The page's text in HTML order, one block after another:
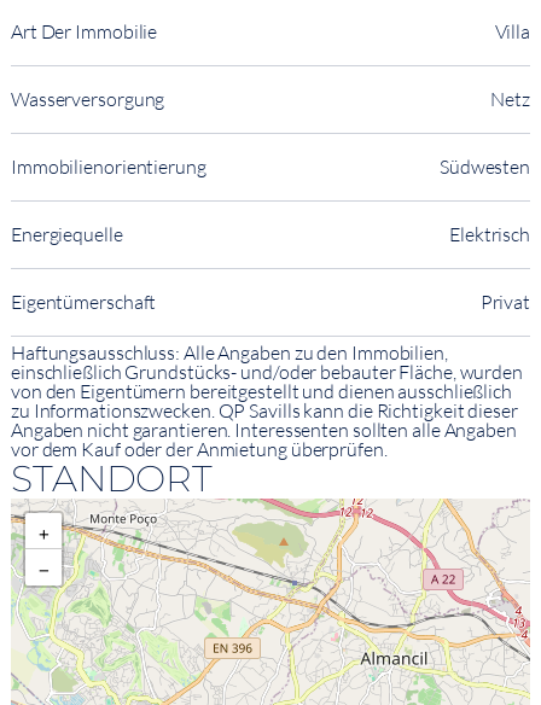
Art Der Immobilie Villa
Wasserversorgung Netz
Immobilienorientierung Südwesten
Energiequelle Elektrisch
Eigentümerschaft Privat
Haftungsausschluss: Alle Angaben zu den Immobilien,
einschließlich Grundstücks- und/oder bebauter Fläche, wurden
von den Eigentümern bereitgestellt und dienen ausschließlich
zu Informationszwecken. QP Savills kann die Richtigkeit dieser
Angaben nicht garantieren. Interessenten sollten alle Angaben
vor dem Kauf oder der Anmietung überprüfen.
STANDORT
+
−